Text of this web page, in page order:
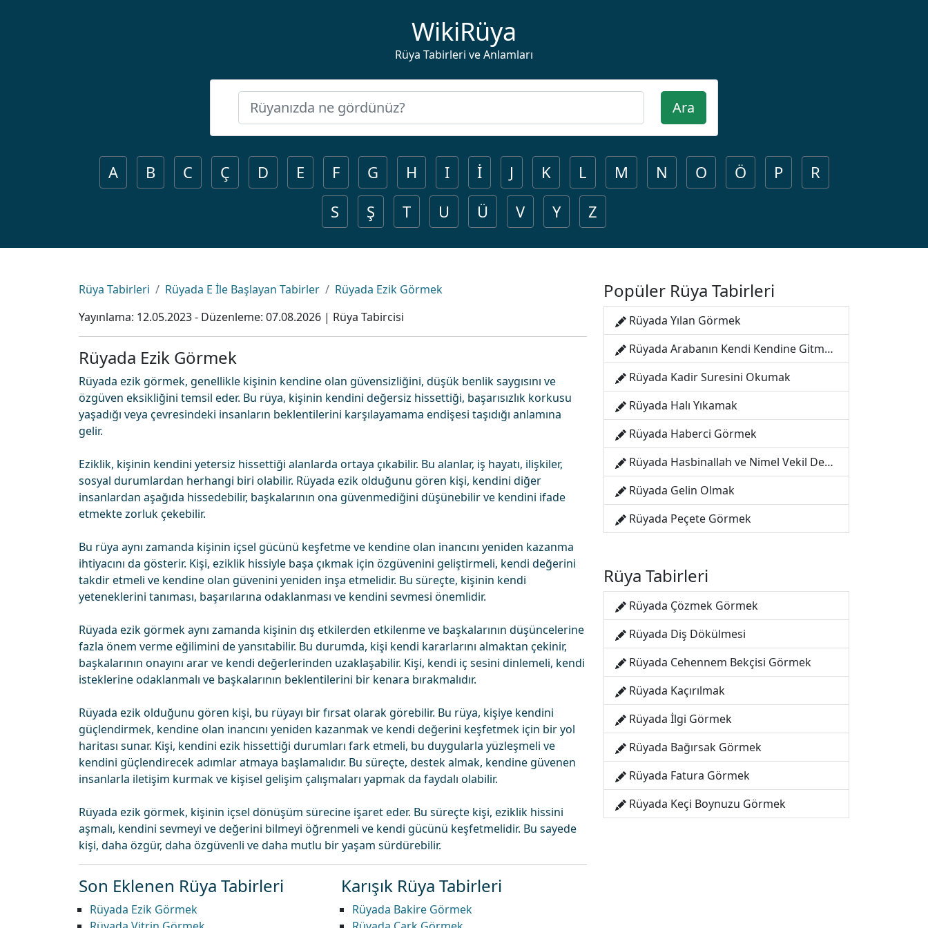
WikiRüya
Rüya Tabirleri ve Anlamları
Ara
A B C Ç D E F G H I İ J K L M N O Ö P
R
S
Ş T U Ü V Y Z
Rüya Tabirleri Rüyada E İle Başlayan Tabirler
Rüyada Ezik Görmek
Yayınlama: 12.05.2023- Düzenleme: 07.08.2026 | Rüya Tabircisi
Rüyada Ezik Görmek
Rüyada ezik görmek, genellikle kişinin kendine olan güvensizliğini, düşük benlik saygısını ve
özgüven eksikliğini temsil eder. Bu rüya, kişinin kendini değersiz hissettiği, başarısızlık korkusu
yaşadığı veya çevresindeki insanların beklentilerini karşılayamama endişesi taşıdığı anlamına
gelir.
Eziklik, kişinin kendini yetersiz hissettiği alanlarda ortaya çıkabilir. Bu alanlar, iş hayatı, ilişkiler,
sosyal durumlardan herhangi biri olabilir. Rüyada ezik olduğunu gören kişi, kendini diğer
insanlardan aşağıda hissedebilir, başkalarının ona güvenmediğini düşünebilir ve kendini ifade
etmekte zorluk çekebilir.
Bu rüya aynı zamanda kişinin içsel gücünü keşfetme ve kendine olan inancını yeniden kazanma
ihtiyacını da gösterir. Kişi, eziklik hissiyle başa çıkmak için özgüvenini geliştirmeli, kendi değerini
takdir etmeli ve kendine olan güvenini yeniden inşa etmelidir. Bu süreçte, kişinin kendi
yeteneklerini tanıması, başarılarına odaklanması ve kendini sevmesi önemlidir.
Rüyada ezik görmek aynı zamanda kişinin dış etkilerden etkilenme ve başkalarının düşüncelerine
fazla önem verme eğilimini de yansıtabilir. Bu durumda, kişi kendi kararlarını almaktan çekinir,
başkalarının onayını arar ve kendi değerlerinden uzaklaşabilir. Kişi, kendi iç sesini dinlemeli, kendi
isteklerine odaklanmalı ve başkalarının beklentilerini bir kenara bırakmalıdır.
Rüyada ezik olduğunu gören kişi, bu rüyayı bir fırsat olarak görebilir. Bu rüya, kişiye kendini
güçlendirmek, kendine olan inancını yeniden kazanmak ve kendi değerini keşfetmek için bir yol
haritası sunar. Kişi, kendini ezik hissettiği durumları fark etmeli, bu duygularla yüzleşmeli ve
kendini güçlendirecek adımlar atmaya başlamalıdır. Bu süreçte, destek almak, kendine güvenen
insanlarla iletişim kurmak ve kişisel gelişim çalışmaları yapmak da faydalı olabilir.
Rüyada ezik görmek, kişinin içsel dönüşüm sürecine işaret eder. Bu süreçte kişi, eziklik hissini
aşmalı, kendini sevmeyi ve değerini bilmeyi öğrenmeli ve kendi gücünü keşfetmelidir. Bu sayede
kişi, daha özgür, daha özgüvenli ve daha mutlu bir yaşam sürdürebilir.
Son Eklenen Rüya Tabirleri
Rüyada Ezik Görmek
Karışık Rüya Tabirleri
Rüyada Bakire Görmek
Popüler Rüya Tabirleri
Rüyada Yılan Görmek
Rüyada Arabanın Kendi Kendine Gitmesi
Rüyada Kadir Suresini Okumak
Rüyada Halı Yıkamak
Rüyada Haberci Görmek
Rüyada Hasbinallah ve Nimel Vekil Demek
Rüyada Gelin Olmak
Rüyada Peçete Görmek
Rüya Tabirleri
Rüyada Çözmek Görmek
Rüyada Diş Dökülmesi
Rüyada Cehennem Bekçisi Görmek
Rüyada Kaçırılmak
Rüyada İlgi Görmek
Rüyada Bağırsak Görmek
Rüyada Fatura Görmek
Rüyada Keçi Boynuzu Görmek